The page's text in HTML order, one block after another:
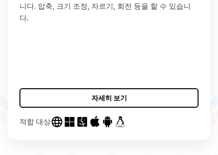
니다. 압축, 크기 조정, 자르기, 회전 등을 할 수 있습니
다.
자세히 보기
적합 대상